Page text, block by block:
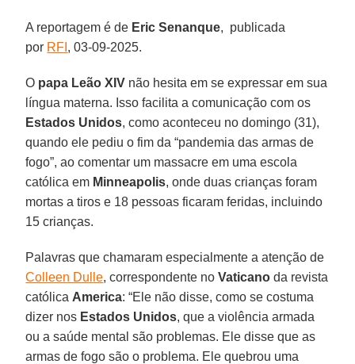
A reportagem é de Eric Senanque, publicada
por RFI , 03-09-2025.
O papa Leão XIV não hesita em se expressar em sua
língua materna. Isso facilita a comunicação com os
Estados Unidos, como aconteceu no domingo (31),
quando ele pediu o fim da “pandemia das armas de
fogo”, ao comentar um massacre em uma escola
católica em Minneapolis, onde duas crianças foram
mortas a tiros e 18 pessoas ficaram feridas, incluindo
15 crianças.
Palavras que chamaram especialmente a atenção de
Colleen Dulle, correspondente noVaticano da revista
católica America: “Ele não disse, como se costuma
dizer nos Estados Unidos, que a violência armada
ou a saúde mental são problemas. Ele disse que as
armas de fogo são o problema. Ele quebrou uma